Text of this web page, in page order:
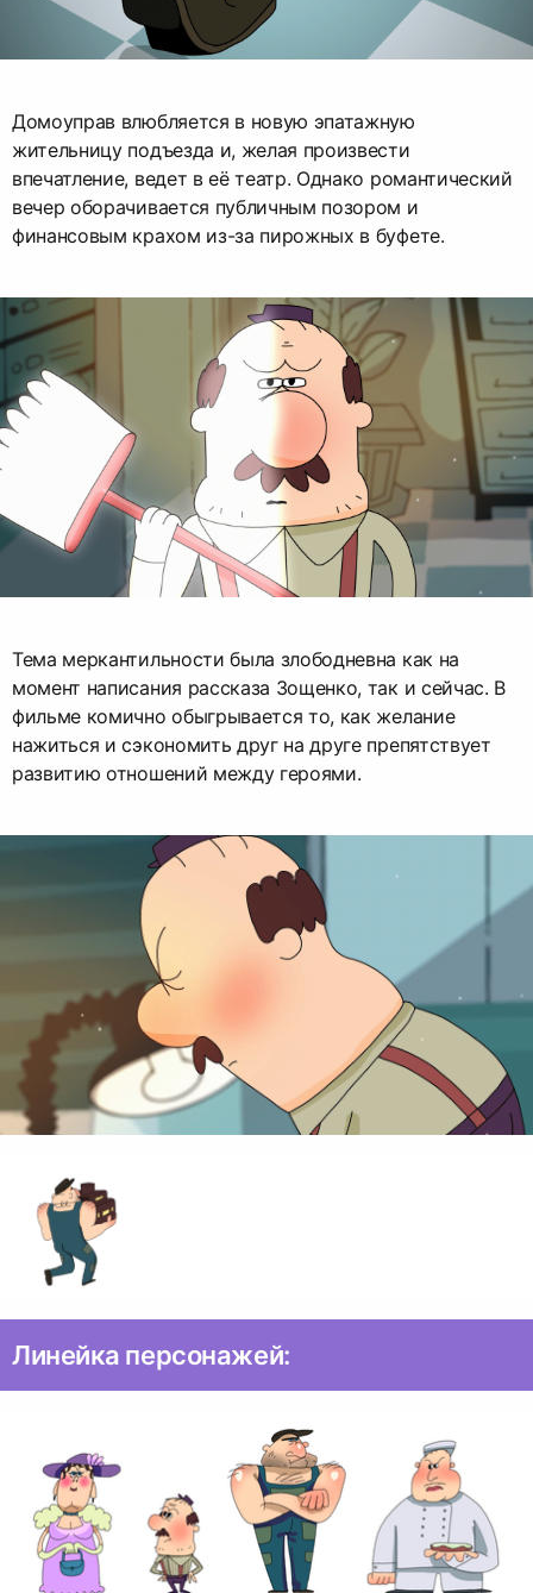
Домоуправ влюбляется в новую эпатажную
жительницу подъезда и, желая произвести
впечатление, ведет в её театр. Однако романтический
вечер оборачивается публичным позором и
финансовым крахом из-за пирожных в буфете.
Тема меркантильности была злободневна как на
момент написания рассказа Зощенко, так и сейчас. В
фильме комично обыгрывается то, как желание
нажиться и сэкономить друг на друге препятствует
развитию отношений между героями.
Линейка персонажей: